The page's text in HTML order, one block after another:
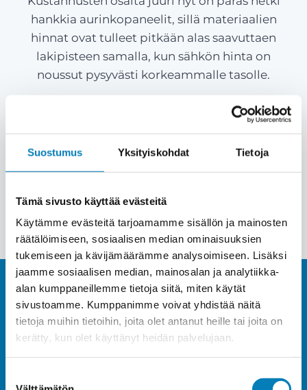
Suostumus Yksityiskohdat Tietoja
Tämä sivusto käyttää evästeitä
Käytämme evästeitä tarjoamamme sisällön ja mainosten
räätälöimiseen, sosiaalisen median ominaisuuksien
tukemiseen ja kävijämäärämme analysoimiseen. Lisäksi
jaamme sosiaalisen median, mainosalan ja analytiikka-
alan kumppaneillemme tietoja siitä, miten käytät
sivustoamme. Kumppanimme voivat yhdistää näitä
tietoja muihin tietoihin, joita olet antanut heille tai joita on
kerätty, kun olet käyttänyt heidän palvelujaan.
hankkia aurinkopaneelit, sillä materiaalien
hinnat ovat tulleet pitkään alas saavuttaen
lakipisteen samalla, kun sähkön hinta on
noussut pysyvästi korkeammalle tasolle.
Meiltä saat aurinkopaneelit katollesi
Järvenpäässä 6 kuukauden kuluttomalla ja
Pyydä tarjous
Hanki tehokas ja tuottava
aurinkosähköjärjestelmä